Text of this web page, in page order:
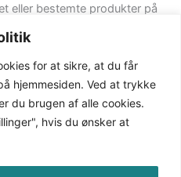
for at sikre, at du får
hjemmesiden. Ved at trykke
du brugen af alle cookies.
hvis du ønsker at
eller bestemte produkter på
på Kontakt-siden.